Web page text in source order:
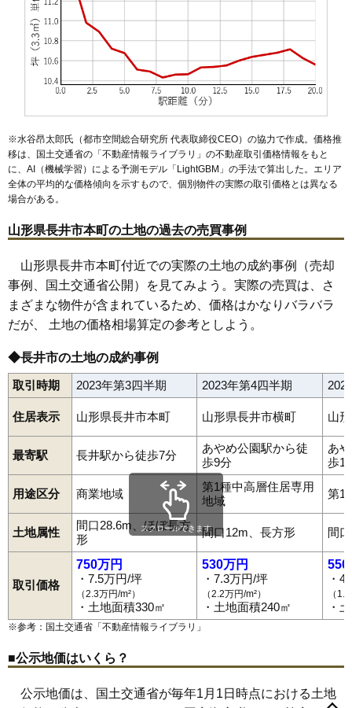
※水谷昂太郎氏（都市空間総合研究所 代表取締役CEO）の協力で作成。価格推
移は、国土交通省の「不動産情報ライブラリ 」の不動産取引価格情報をもと
に、AI（機械学習）による予測モデル「LightGBM」の手法で算出した。エリア
全体の平均的な価格傾向を示すもので、個別物件の実際の取引価格とは異なる
場合がある。
山形県長井市本町の土地の過去の売買事例
山形県長井市本町付近での実際の土地の成約事例（売却
事例、国土交通省公開）を見てみよう。実際の売買は、さ
まざまな物件が含まれているため、価格はかなりバラバラ
だが、 土地の価格相場算定の参考としよう。
◆長井市の土地の成約事例
取引時期 2023年第3四半期 2023年第4四半期
住居表示 山形県長井市本町 山形県長井市横町 山
最寄駅 長井駅から徒歩7分
あやめ公園駅から徒
歩9分
あ
歩
用途区分 商業地域
第1種中高層住居専用
地域
第1
土地属性
間口28.6m、ほぼ長方
形
間口12m、長方形 間
取引価格
750万円
・7.5万円/坪
（2.3万円/m²）
・土地面積330㎡
530万円
・7.3万円/坪
（2.2万円/m²）
・土地面積240㎡
550
・
（
・
スクロールできます
※参考：国土交通省「不動産情報ライブラリ 」
■公示地価はいくら？
公示地価は、国土交通省が毎年1月1日時点における土地